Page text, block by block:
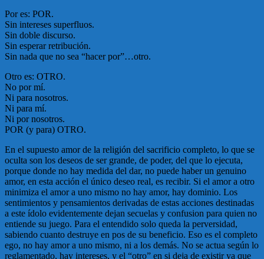
Por es: POR.
Sin intereses superfluos.
Sin doble discurso.
Sin esperar retribución.
Sin nada que no sea “hacer por”…otro.
Otro es: OTRO.
No por mí.
Ni para nosotros.
Ni para mí.
Ni por nosotros.
POR (y para) OTRO.
En el supuesto amor de la religión del sacrificio completo, lo que se
oculta son los deseos de ser grande, de poder, del que lo ejecuta,
porque donde no hay medida del dar, no puede haber un genuino
amor, en esta acción el único deseo real, es recibir. Si el amor a otro
minimiza el amor a uno mismo no hay amor, hay dominio. Los
sentimientos y pensamientos derivadas de estas acciones destinadas
a este ídolo evidentemente dejan secuelas y confusion para quien no
entiende su juego. Para el entendido solo queda la perversidad,
sabiendo cuanto destruye en pos de su beneficio. Eso es el completo
ego, no hay amor a uno mismo, ni a los demás. No se actua según lo
reglamentado, hay intereses, y el “otro” en si deja de existir ya que